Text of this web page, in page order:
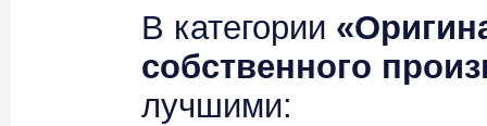
В категории
собственного
лучшими: